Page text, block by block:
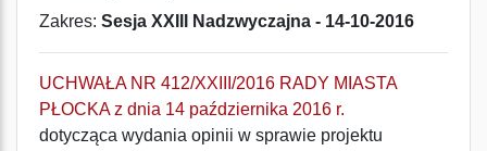
Zakres: Sesja XXIII Nadzwyczajna - 14-10-2016
UCHWAŁA NR 412/XXIII/2016 RADY MIASTA
PŁOCKA z dnia 14 października 2016 r.
dotycząca wydania opinii w sprawie projektu